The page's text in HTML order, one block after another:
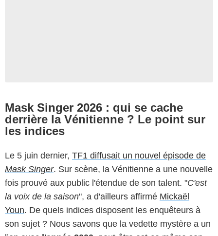
Mask Singer 2026 : qui se cache
derrière la Vénitienne ? Le point sur
les indices
Le 5 juin dernier, TF1 diffusait un nouvel épisode de
Mask Singer. Sur scène, la Vénitienne a une nouvelle
fois prouvé aux public l'étendue de son talent. "C'est
la voix de la saison", a d'ailleurs affirmé Mickaël
Youn. De quels indices disposent les enquêteurs à
son sujet ? Nous savons que la vedette mystère a un